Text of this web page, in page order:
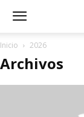
Inicio 2026
Archivos